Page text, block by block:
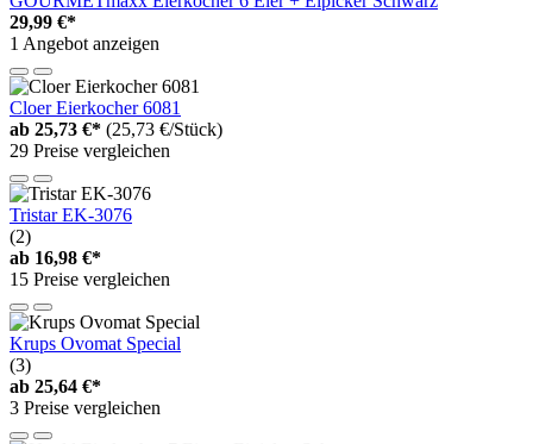
29,99 €*
1 Angebot anzeigen
Cloer Eierkocher 6081
ab 25,73 €* (25,73 €/Stück)
29 Preise vergleichen
Tristar EK-3076
(2)
ab 16,98 €*
15 Preise vergleichen
Krups Ovomat Special
(3)
ab 25,64 €*
3 Preise vergleichen